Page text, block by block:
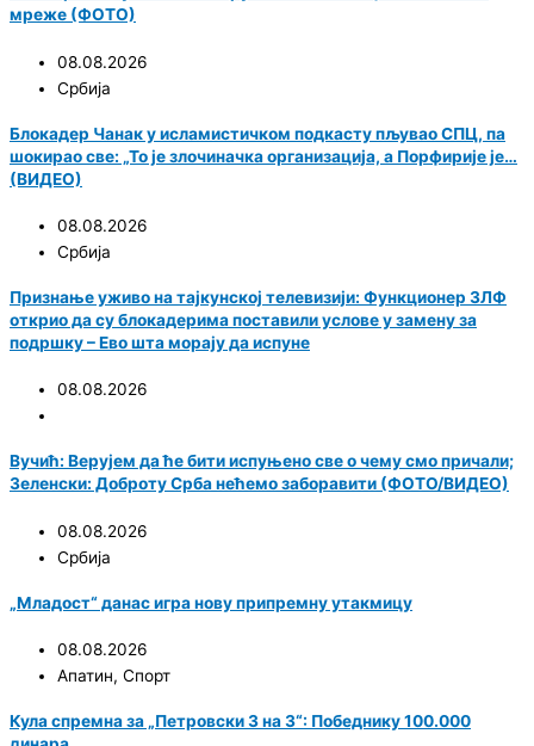
мреже (ФОТО)
08.08.2026
Србија
Блокадер Чанак у исламистичком подкасту пљувао СПЦ, па
шокирао све: „То је злочиначка организација, а Порфирије је…
(ВИДЕО)
08.08.2026
Србија
Признање уживо на тајкунској телевизији: Функционер ЗЛФ
открио да су блокадерима поставили услове у замену за
подршку – Ево шта морају да испуне
08.08.2026
Вучић: Верујем да ће бити испуњено све о чему смо причали;
Зеленски: Доброту Срба нећемо заборавити (ФОТО/ВИДЕО)
08.08.2026
Србија
„Младост“ данас игра нову припремну утакмицу
08.08.2026
Апатин, Спорт
Кула спремна за „Петровски 3 на 3“: Победнику 100.000